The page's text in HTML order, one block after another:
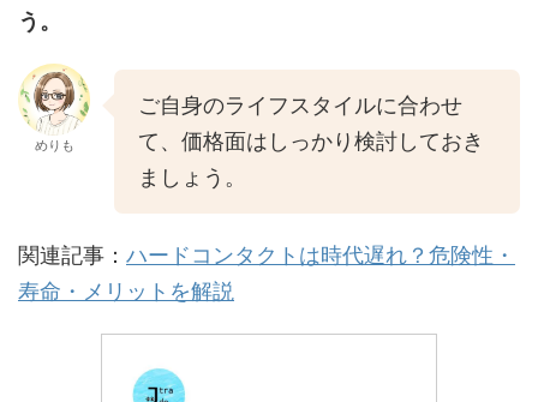
う。
めりも
ご自身のライフスタイルに合わせ
て、価格面はしっかり検討しておき
ましょう。
関連記事： ハードコンタクトは時代遅れ？危険性・
寿命・メリットを解説